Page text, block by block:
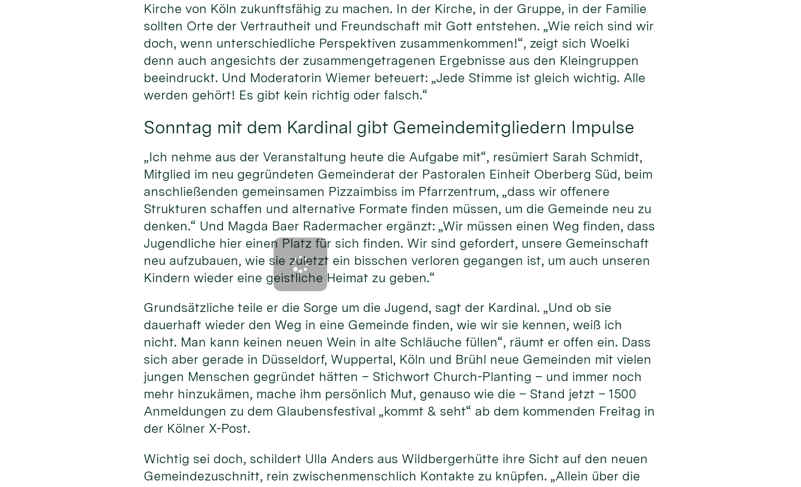
Kirche von Köln zukunftsfähig zu machen. In der Kirche, in der Gruppe, in der Familie
sollten Orte der Vertrautheit und Freundschaft mit Gott entstehen. „Wie reich sind wir
doch, wenn unterschiedliche Perspektiven zusammenkommen!“, zeigt sich Woelki
denn auch angesichts der zusammengetragenen Ergebnisse aus den Kleingruppen
beeindruckt. Und Moderatorin Wiemer beteuert: „Jede Stimme ist gleich wichtig. Alle
werden gehört! Es gibt kein richtig oder falsch.“
Sonntag mit dem Kardinal gibt Gemeindemitgliedern Impulse
„Ich nehme aus der Veranstaltung heute die Aufgabe mit“, resümiert Sarah Schmidt,
Mitglied im neu gegründeten Gemeinderat der Pastoralen Einheit Oberberg Süd, beim
anschließenden gemeinsamen Pizzaimbiss im Pfarrzentrum, „dass wir offenere
Strukturen schaffen und alternative Formate finden müssen, um die Gemeinde neu zu
denken.“ Und Magda Baer Radermacher ergänzt: „Wir müssen einen Weg finden, dass
Jugendliche hier einen Platz für sich finden. Wir sind gefordert, unsere Gemeinschaft
neu aufzubauen, wie sie zuletzt ein bisschen verloren gegangen ist, um auch unseren
Kindern wieder eine geistliche Heimat zu geben.“
Grundsätzliche teile er die Sorge um die Jugend, sagt der Kardinal. „Und ob sie
dauerhaft wieder den Weg in eine Gemeinde finden, wie wir sie kennen, weiß ich
nicht. Man kann keinen neuen Wein in alte Schläuche füllen“, räumt er offen ein. Dass
sich aber gerade in Düsseldorf, Wuppertal, Köln und Brühl neue Gemeinden mit vielen
jungen Menschen gegründet hätten – Stichwort Church-Planting – und immer noch
mehr hinzukämen, mache ihm persönlich Mut, genauso wie die – Stand jetzt – 1500
Anmeldungen zu dem Glaubensfestival „kommt & seht“ ab dem kommenden Freitag in
der Kölner X-Post.
Wichtig sei doch, schildert Ulla Anders aus Wildbergerhütte ihre Sicht auf den neuen
Gemeindezuschnitt, rein zwischenmenschlich Kontakte zu knüpfen. „Allein über die